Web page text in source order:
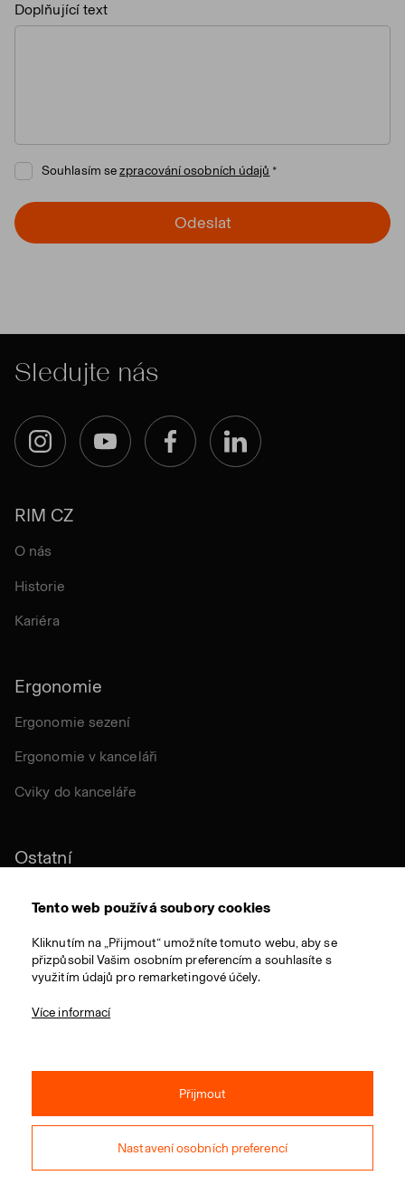
Doplňující text
Souhlasím sezpracování osobních údajů
Odeslat
Sledujte nás
InstagramYouTube FacebookLinkedIn
RIM CZ
O nás
Historie
Kariéra
Ergonomie
Ergonomie sezení
Ergonomie v kanceláři
Cviky do kanceláře
Ostatní
Látky a materiály
Tento web používá soubory cookies
Kliknutím na „Přijmout“ umožníte tomuto webu, aby se
přizpůsobil Vašim osobním preferencím a souhlasíte s
využitím údajů pro remarketingové účely.
Více informací
Přijmout
Nastavení osobních preferencí